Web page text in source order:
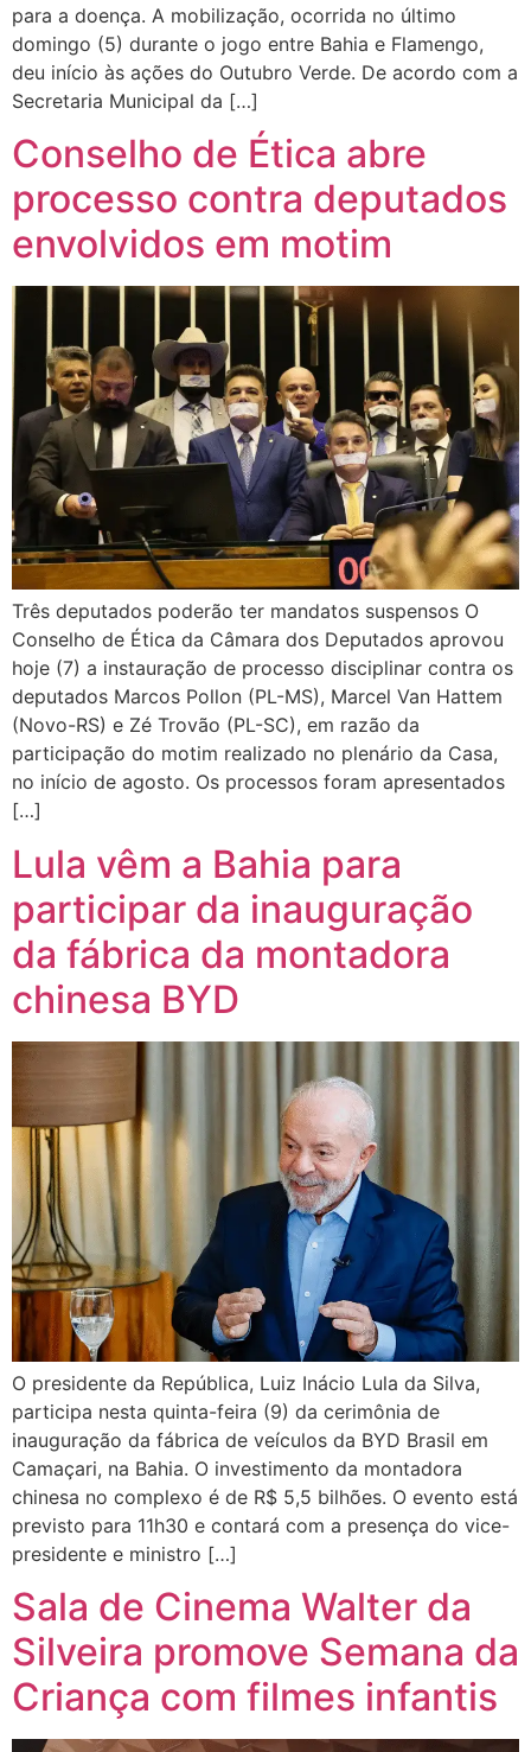
para a doença. A mobilização, ocorrida no último
domingo (5) durante o jogo entre Bahia e Flamengo,
deu início às ações do Outubro Verde. De acordo com a
Secretaria Municipal da […]
Conselho de Ética abre
processo contra deputados
envolvidos em motim
Três deputados poderão ter mandatos suspensos O
Conselho de Ética da Câmara dos Deputados aprovou
hoje (7) a instauração de processo disciplinar contra os
deputados Marcos Pollon (PL-MS), Marcel Van Hattem
(Novo-RS) e Zé Trovão (PL-SC), em razão da
participação do motim realizado no plenário da Casa,
no início de agosto. Os processos foram apresentados
[…]
Lula vêm a Bahia para
participar da inauguração
da fábrica da montadora
chinesa BYD
O presidente da República, Luiz Inácio Lula da Silva,
participa nesta quinta-feira (9) da cerimônia de
inauguração da fábrica de veículos da BYD Brasil em
Camaçari, na Bahia. O investimento da montadora
chinesa no complexo é de R$ 5,5 bilhões. O evento está
previsto para 11h30 e contará com a presença do vice-
presidente e ministro […]
Sala de Cinema Walter da
Silveira promove Semana da
Criança com filmes infantis